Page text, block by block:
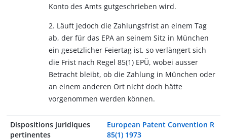
Konto des Amts gutgeschrieben wird.
2. Läuft jedoch die Zahlungsfrist an einem Tag
ab, der für das EPA an seinem Sitz in München
ein gesetzlicher Feiertag ist, so verlängert sich
die Frist nach Regel 85(1) EPÜ, wobei ausser
Betracht bleibt, ob die Zahlung in München oder
an einem anderen Ort nicht doch hätte
vorgenommen werden können.
Dispositions juridiques
pertinentes
European Patent Convention R
85(1) 1973